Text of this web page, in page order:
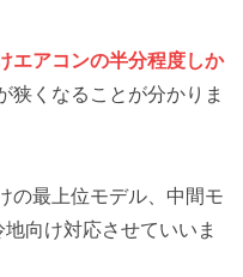
エアコンの半分程度しか
狭くなることが分かりま
の最上位モデル、中間モ
向け対応させていいま